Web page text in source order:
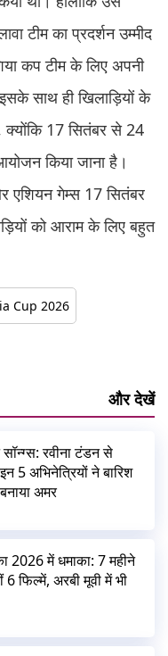
टीम का प्रदर्शन उम्मीद
कप टीम के लिए अपनी
साथ ही खिलाड़ियों के
क्योंकि 17 सितंबर से 24
किया जाना है।
एशियन गेम्स 17 सितंबर
को आराम के लिए बहुत
Cup 2026
और देखें
रवीना टंडन से
5 अभिनेत्रियों ने बारिश
अमर
2026 में धमाका: 7 महीने
6 फिल्में, अरबी मूवी में भी